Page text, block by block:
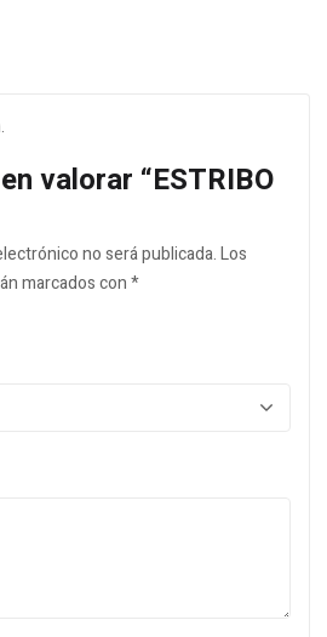
valorar “ESTRIBO
no será publicada.Los
marcados con*